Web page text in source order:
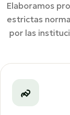
Elaboramos
estrictas
por las